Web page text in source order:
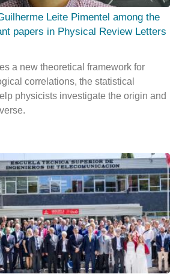
Leite Pimentel among the
papers in Physical Review Letters
a new theoretical framework for
correlations, the statistical
physicists investigate the origin and